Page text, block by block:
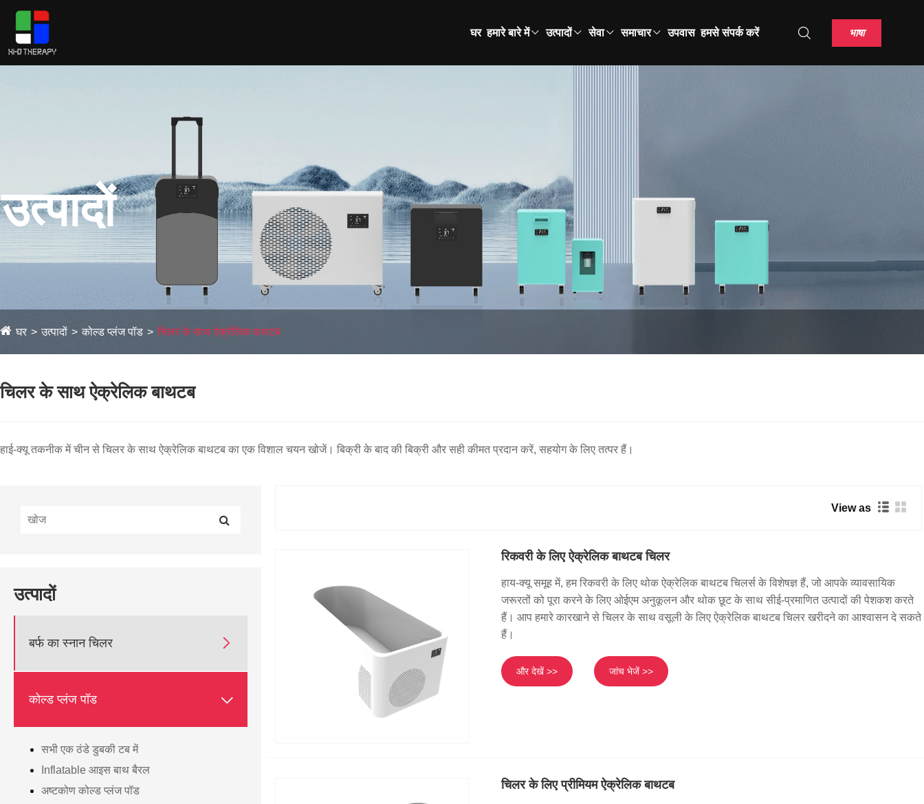
घर हमारे बारे में उत्पादों सेवा समाचार उपवास हमसे संपर्क करें भाषा
उत्पादों
घर उत्पादों कोल्ड प्लंज पॉड चिलर के साथ ऐक्रेलिक बाथटब
चिलर के साथ ऐक्रेलिक बाथटब
हाई-क्यू तकनीक में चीन से चिलर के साथ ऐक्रेलिक बाथटब का एक विशाल चयन खोजें। बिक्री के बाद की बिक्री और सही कीमत प्रदान करें, सहयोग के लिए तत्पर हैं।
उत्पादों
बर्फ का स्नान चिलर 
कोल्ड प्लंज पॉड 
सभी एक ठंडे डुबकी टब में
Inflatable आइस बाथ बैरल
अष्टकोण कोल्ड प्लंज पॉड
View as
रिकवरी के लिए ऐक्रेलिक बाथटब चिलर
हाय-क्यू समूह में, हम रिकवरी के लिए थोक ऐक्रेलिक बाथटब चिलर्स के विशेषज्ञ हैं, जो आपके व्यावसायिक
जरूरतों को पूरा करने के लिए ओईएम अनुकूलन और थोक छूट के साथ सीई-प्रमाणित उत्पादों की पेशकश करते
हैं। आप हमारे कारखाने से चिलर के साथ वसूली के लिए ऐक्रेलिक बाथटब चिलर खरीदने का आश्वासन दे सकते
हैं।
और देखें >> जांच भेजें >>
चिलर के लिए प्रीमियम ऐक्रेलिक बाथटब